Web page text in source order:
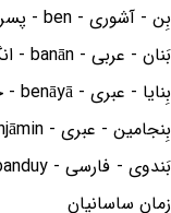
بِن - آشوری - ben - پسر
بَنان - عربی - banān - انگشت، سر انگشت
بِنایا - عبری - benāyā - خدا آفرید
بِنجامین - عبری - benjāmin - بنیامین، پسر دست راست من
زمان ساسانیان